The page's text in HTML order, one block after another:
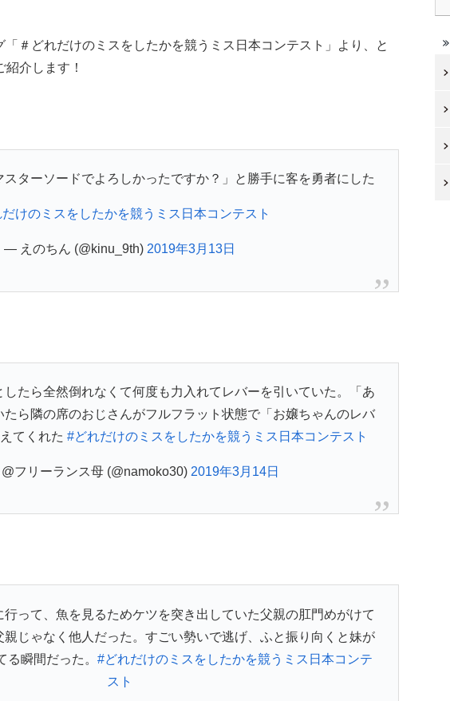
＃どれだけのミスをしたかを競うミス日本コンテスト」より、と
介します！
スターソードでよろしかったですか？」と勝手に客を勇者にした
けのミスをしたかを競うミス日本コンテスト
— えのちん (@kinu_9th) 2019年3月13日
たら全然倒れなくて何度も力入れてレバーを引いていた。「あ
ら隣の席のおじさんがフルフラット状態で「お嬢ちゃんのレバ
てくれた #どれだけのミスをしたかを競うミス日本コンテスト
フリーランス母 (@namoko30) 2019年3月14日
って、魚を見るためケツを突き出していた父親の肛門めがけて
親じゃなく他人だった。すごい勢いで逃げ、ふと振り向くと妹が
瞬間だった。 #どれだけのミスをしたかを競うミス日本コンテ
スト